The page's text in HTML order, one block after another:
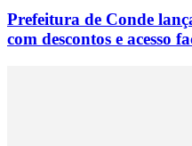
Prefeitura de Conde
com descontos e acesso